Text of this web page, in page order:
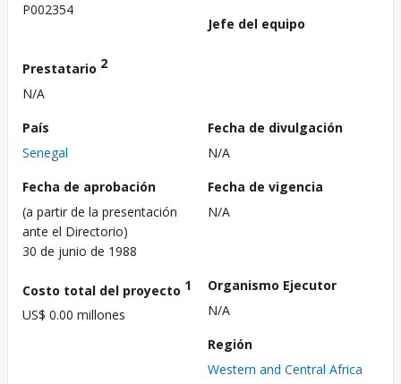
P002354
Jefe del equipo
Prestatario 2
N/A
País
Senegal
Fecha de divulgación
N/A
Fecha de aprobación
(a partir de la presentación
ante el Directorio)
30 de junio de 1988
Fecha de vigencia
N/A
Costo total del proyecto 1
US$ 0.00 millones
Organismo Ejecutor
N/A
Región
Western and Central Africa